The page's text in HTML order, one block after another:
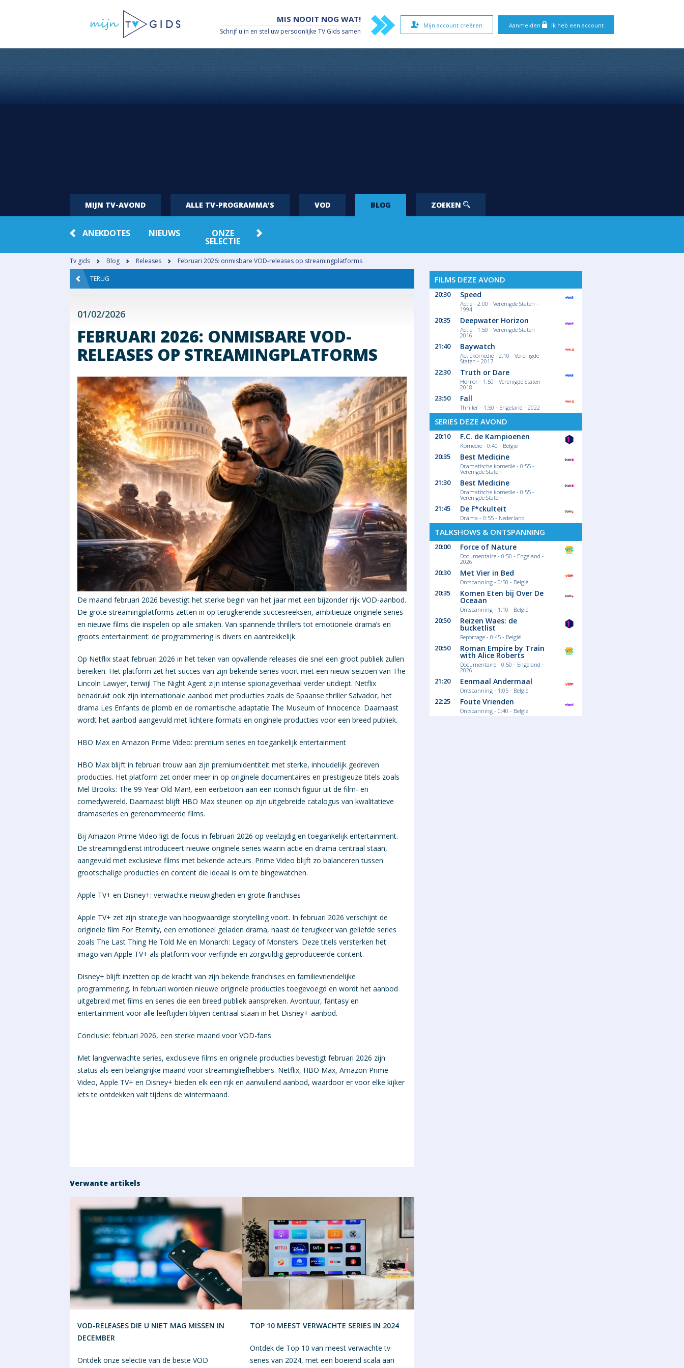
Aanmelden Ik heb een account
Mijn account creëren
MIS NOOIT NOG WAT!
Schrijf u in en stel uw persoonlijke TV Gids samen
MIJN TV-AVOND ALLE TV-PROGRAMMA’S VOD BLOG ZOEKEN
ANEKDOTES NIEUWS ONZE
SELECTIE
Tv gids Blog Releases Februari 2026: onmisbare VOD-releases op streamingplatforms
TERUG
01/02/2026
FEBRUARI 2026: ONMISBARE VOD-
RELEASES OP STREAMINGPLATFORMS
De maand februari 2026 bevestigt het sterke begin van het jaar met een bijzonder rijk VOD-aanbod.
De grote streamingplatforms zetten in op terugkerende succesreeksen, ambitieuze originele series
en nieuwe films die inspelen op alle smaken. Van spannende thrillers tot emotionele drama’s en
groots entertainment: de programmering is divers en aantrekkelijk.
Op Netflix staat februari 2026 in het teken van opvallende releases die snel een groot publiek zullen
bereiken. Het platform zet het succes van zijn bekende series voort met een nieuw seizoen van The
Lincoln Lawyer, terwijl The Night Agent zijn intense spionageverhaal verder uitdiept. Netflix
benadrukt ook zijn internationale aanbod met producties zoals de Spaanse thriller Salvador, het
drama Les Enfants de plomb en de romantische adaptatie The Museum of Innocence. Daarnaast
wordt het aanbod aangevuld met lichtere formats en originele producties voor een breed publiek.
HBO Max en Amazon Prime Video: premium series en toegankelijk entertainment
HBO Max blijft in februari trouw aan zijn premiumidentiteit met sterke, inhoudelijk gedreven
producties. Het platform zet onder meer in op originele documentaires en prestigieuze titels zoals
Mel Brooks: The 99 Year Old Man!, een eerbetoon aan een iconisch figuur uit de film- en
comedywereld. Daarnaast blijft HBO Max steunen op zijn uitgebreide catalogus van kwalitatieve
dramaseries en gerenommeerde films.
Bij Amazon Prime Video ligt de focus in februari 2026 op veelzijdig en toegankelijk entertainment.
De streamingdienst introduceert nieuwe originele series waarin actie en drama centraal staan,
aangevuld met exclusieve films met bekende acteurs. Prime Video blijft zo balanceren tussen
grootschalige producties en content die ideaal is om te bingewatchen.
Apple TV+ en Disney+: verwachte nieuwigheden en grote franchises
Apple TV+ zet zijn strategie van hoogwaardige storytelling voort. In februari 2026 verschijnt de
originele film For Eternity, een emotioneel geladen drama, naast de terugkeer van geliefde series
zoals The Last Thing He Told Me en Monarch: Legacy of Monsters. Deze titels versterken het
imago van Apple TV+ als platform voor verfijnde en zorgvuldig geproduceerde content.
Disney+ blijft inzetten op de kracht van zijn bekende franchises en familievriendelijke
programmering. In februari worden nieuwe originele producties toegevoegd en wordt het aanbod
uitgebreid met films en series die een breed publiek aanspreken. Avontuur, fantasy en
entertainment voor alle leeftijden blijven centraal staan in het Disney+-aanbod.
Conclusie: februari 2026, een sterke maand voor VOD-fans
Met langverwachte series, exclusieve films en originele producties bevestigt februari 2026 zijn
status als een belangrijke maand voor streamingliefhebbers. Netflix, HBO Max, Amazon Prime
Video, Apple TV+ en Disney+ bieden elk een rijk en aanvullend aanbod, waardoor er voor elke kijker
iets te ontdekken valt tijdens de wintermaand.
Verwante artikels
VOD-RELEASES DIE U NIET MAG MISSEN IN
DECEMBER
Ontdek onze selectie van de beste VOD
TOP 10 MEEST VERWACHTE SERIES IN 2024
Ontdek de Top 10 van meest verwachte tv-
series van 2024, met een boeiend scala aan
FILMS DEZE AVOND
20:30 Speed
Actie - 2:00 - Verenigde Staten -
1994
20:35 Deepwater Horizon
Actie - 1:50 - Verenigde Staten -
2016
21:40 Baywatch
Actiekomedie - 2:10 - Verenigde
Staten - 2017
22:30 Truth or Dare
Horror - 1:50 - Verenigde Staten -
2018
23:50 Fall
Thriller - 1:50 - Engeland - 2022
SERIES DEZE AVOND
20:10 F.C. de Kampioenen
Komedie - 0:40 - België
20:35 Best Medicine
Dramatische komedie - 0:55 -
Verenigde Staten
21:30 Best Medicine
Dramatische komedie - 0:55 -
Verenigde Staten
21:45 De F*ckulteit
Drama - 0:55 - Nederland
TALKSHOWS & ONTSPANNING
20:00 Force of Nature
Documentaire - 0:50 - Engeland -
2026
20:30 Met Vier in Bed
Ontspanning - 0:50 - België
20:35 Komen Eten bij Over De
Oceaan
Ontspanning - 1:10 - België
20:50 Reizen Waes: de
bucketlist
Reportage - 0:45 - België
20:50 Roman Empire by Train
with Alice Roberts
Documentaire - 0:50 - Engeland -
2026
21:20 Eenmaal Andermaal
Ontspanning - 1:05 - België
22:25 Foute Vrienden
Ontspanning - 0:40 - België